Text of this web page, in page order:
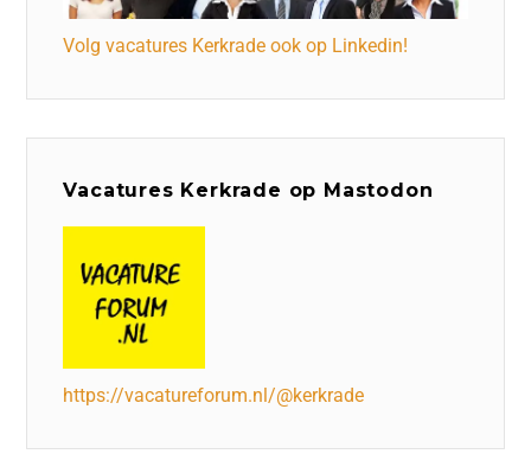
Volg vacatures Kerkrade ook op Linkedin!
Vacatures Kerkrade op Mastodon
https://vacatureforum.nl/@kerkrade